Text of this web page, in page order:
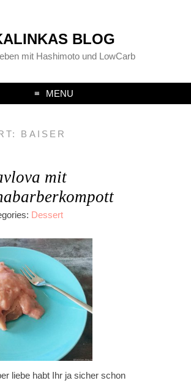
BLOG
mit Hashimoto und LowCarb
MENU
BAISER
mit
Dessert
liebe habt Ihr ja sicher schon